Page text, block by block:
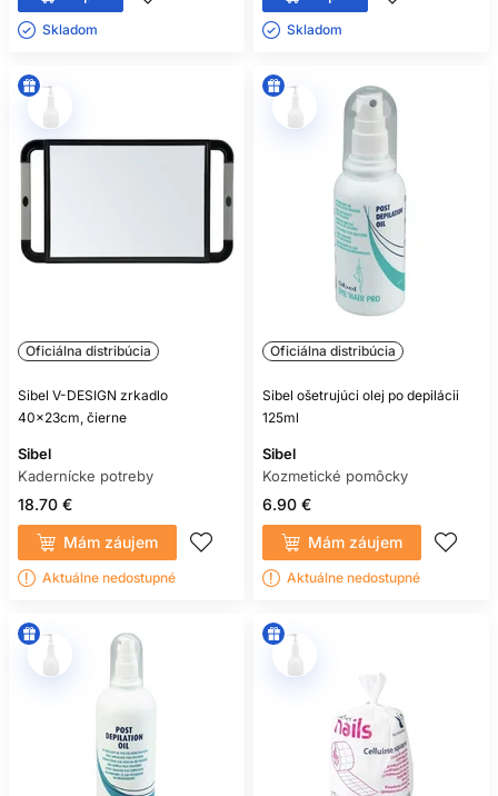
Skladom ㅤ Skladom ㅤ
Oficiálna distribúcia
Sibel V-DESIGN zrkadlo
40x23cm, čierne
Sibel
Kadernícke potreby
18.70 €
Mám záujem
Aktuálne nedostupné
Oficiálna distribúcia
Sibel ošetrujúci olej po depilácii
125ml
Sibel
Kozmetické pomôcky
6.90 €
Mám záujem
Aktuálne nedostupné